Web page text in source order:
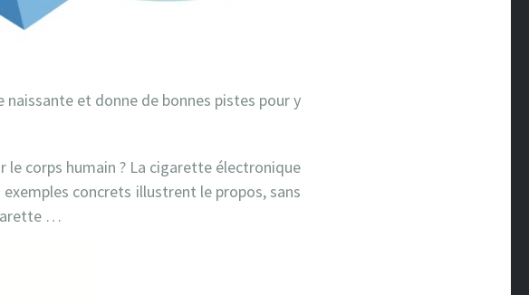
naissante et donne de bonnes pistes pour y
corps humain ? La cigarette électronique
concrets illustrent le propos, sans
…